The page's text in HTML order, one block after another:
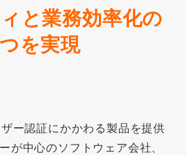
と業務効率化の
を実現
ー認証にかかわる製品を提供
が中心のソフトウェア会社、